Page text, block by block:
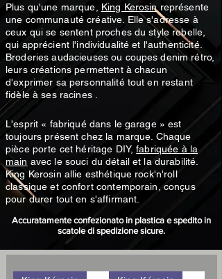
Plus qu'une marque, King Kerosin représente
une communauté créative. Elle s'adresse à
ceux qui se sentent proches du style rebelle,
qui apprécient l'individualité et l'authenticité.
Broderies audacieuses ou coupes denim rétro,
leurs créations permettent à chacun
d'exprimer sa personnalité tout en restant
fidèle à ses racines .
L'esprit « fabriqué dans le garage » est
toujours présent chez la marque. Chaque
pièce porte cet héritage DIY,fabriquée à la
main avec le souci du détail et la durabilité.
King Kerosin allie esthétique rock'n'roll
classique et confort contemporain, conçus
pour durer tout en s'affirmant.
Accuratamente confezionato in plastica e spedito in
scatole di spedizione sicure.